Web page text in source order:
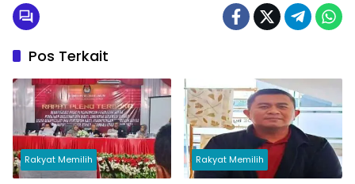
Pos Terkait
Rakyat Memilih Rakyat Memilih